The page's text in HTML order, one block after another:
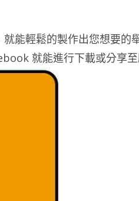
能輕鬆的製作出您想要的
就能進行下載或分享至